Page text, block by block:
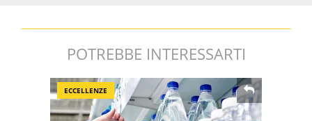
POTREBBE INTERESSARTI
ECCELLENZE